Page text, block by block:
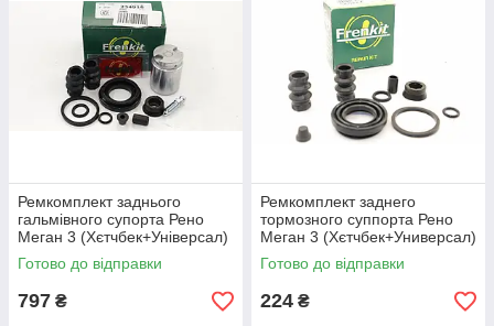
Ремкомплект заднього
гальмівного супорта Рено
Меган 3 (Хєтчбек+Універсал)
FRENKIT (Іспанія) 234916
Готово до відправки
797 ₴
Ремкомплект заднего
тормозного суппорта Рено
Меган 3 (Хєтчбек+Универсал)
FRENKIT 234025
Готово до відправки
224 ₴